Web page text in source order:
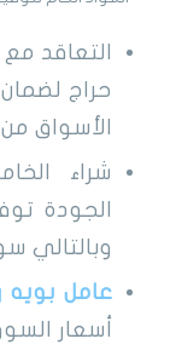
التعاقد
حراج
الأسواق
شراء
الجودة
وبالتالي
عامل بويه
أسعار